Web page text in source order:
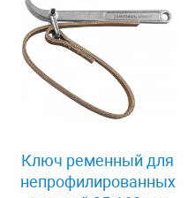
Ключ ременный для
непрофилированных